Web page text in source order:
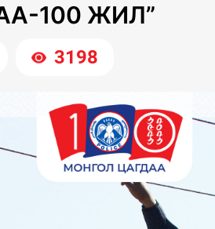
100 ЖИЛ”
3198